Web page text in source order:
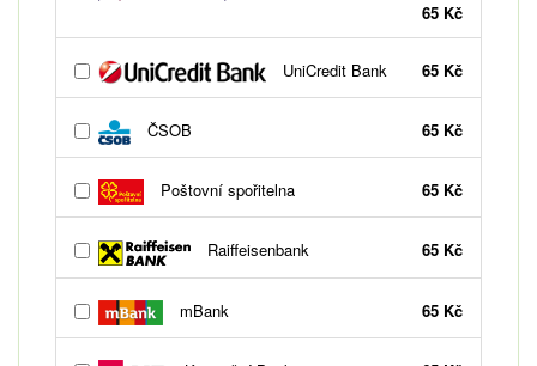
65 Kč
UniCredit Bank 65 Kč
ČSOB 65 Kč
Poštovní spořitelna 65 Kč
Raiffeisenbank 65 Kč
mBank 65 Kč